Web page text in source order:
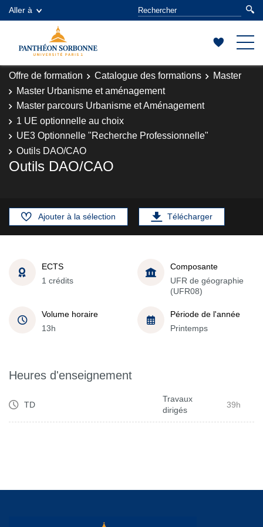
Aller à
Offre de formation Catalogue des formations
Master
Master Urbanisme et aménagement
Master parcours Urbanisme et Aménagement
1 UE optionnelle au choix
UE3 Optionnelle "Recherche Professionnelle"
Outils DAO/CAO
Outils DAO/CAO
Ajouter à la sélection Télécharger
ECTS
1 crédits
Composante
UFR de géographie
(UFR08)
Volume horaire
13h
Période de l'année
Printemps
Heures d'enseignement
TD
Travaux
dirigés
39h